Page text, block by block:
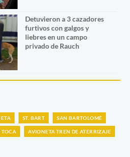
Detuvieron a 3 cazadores
furtivos con galgos y
liebres en un campo
privado de Rauch
ST. BART SAN BARTOLOMÉ
TOCA AVIONETA TREN DE ATERRIZAJE